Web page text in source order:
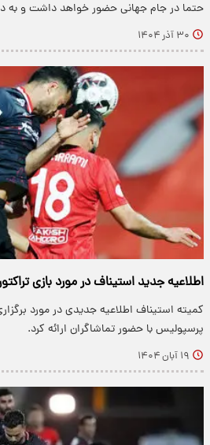
حتما در جام جهانی حضور خواهد داشت و به
۳۰ آذر ۱۴۰۴
اطلاعیه جدید استیناف در مورد بازی
کمیته استیناف اطلاعیه جدیدی در مورد
پرسپولیس با حضور تماشاگران ارائه کرد.
۱۹ آبان ۱۴۰۴